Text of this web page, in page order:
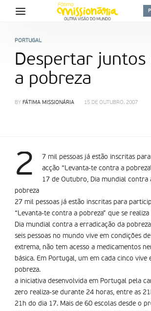
PORTUGAL
Despertar juntos
a pobreza
BY FÁTIMA MISSIONÁRIA 15 DE OUTUBRO, 2007
2
7 mil pessoas já estão inscritas
acção “Levanta-te contra a
17 de Outubro, Dia mundial contra
pobreza
27 mil pessoas já estão inscritas para
“Levanta-te contra a pobreza” que se
Dia mundial contra a erradicação da
seis pessoas no mundo vive em condições
extrema, não tem acesso a medicamentos
básica. Em Portugal, um em cada cinco vive
pobreza.
a iniciativa desenvolvida em Portugal pela
zero realiza-se durante 24 horas, entre as
21h do dia 17. Mais de 60 escolas desde o